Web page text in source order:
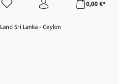
0,00 €*
Land Sri Lanka - Ceylon